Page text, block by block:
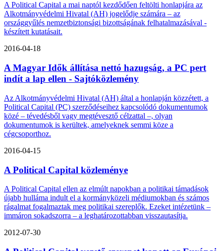
A Political Capital a mai naptól kezdődően feltölti honlapjára az
Alkotmányvédelmi Hivatal (AH) jogelődje számára – az
országgyűlés nemzetbiztonsági bizottságának felhatalmazásával -
készített kutatásait.
2016-04-18
A Magyar Idők állítása nettó hazugság, a PC pert
indít a lap ellen - Sajtóközlemény
Az Alkotmányvédelmi Hivatal (AH) által a honlapján közzétett, a
Political Capital (PC) szerződéseihez kapcsolódó dokumentumok
közé – tévedésből vagy megtévesztő célzattal –, olyan
dokumentumok is kerültek, amelyeknek semmi köze a
cégcsoporthoz.
2016-04-15
A Political Capital közleménye
A Political Capital ellen az elmúlt napokban a politikai támadások
újabb hulláma indult el a kormányközeli médiumokban és számos
rágalmat fogalmaztak meg politikai szereplők. Ezeket intézetünk –
immáron sokadszorra – a leghatározottabban visszautasítja.
2012-07-30